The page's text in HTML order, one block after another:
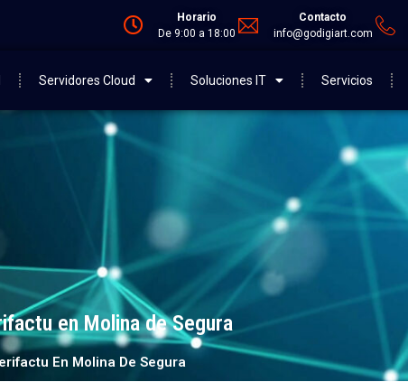
Horario
De 9:00 a 18:00
Contacto
info@godigiart.com
Servidores Cloud Soluciones IT Servicios
en Molina de Segura
En Molina De Segura